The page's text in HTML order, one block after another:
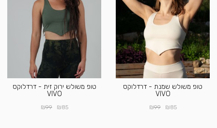
טופ משולש שמנת - דרדלוקס
VIVO
₪85
₪99
טופ משולש ירוק זית - דרדלוקס
VIVO
₪85
₪99